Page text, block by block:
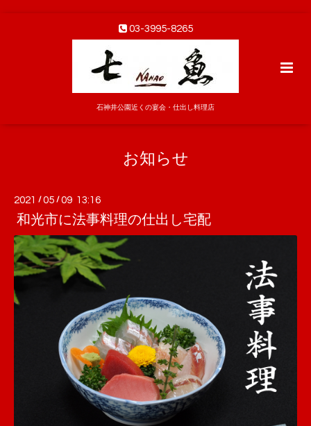
03-3995-8265
石神井公園近くの宴会・仕出し料理店
お知らせ
2021 /05 /09 13:16
和光市に法事料理の仕出し宅配